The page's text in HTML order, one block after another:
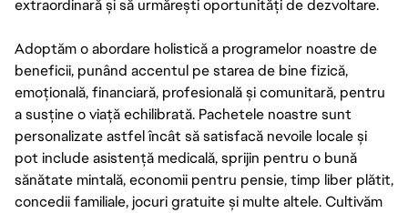
extraordinară și să urmărești oportunități de dezvoltare.
Adoptăm o abordare holistică a programelor noastre de
beneficii, punând accentul pe starea de bine fizică,
emoțională, financiară, profesională și comunitară, pentru
a susține o viață echilibrată. Pachetele noastre sunt
personalizate astfel încât să satisfacă nevoile locale și
pot include asistență medicală, sprijin pentru o bună
sănătate mintală, economii pentru pensie, timp liber plătit,
concedii familiale, jocuri gratuite și multe altele. Cultivăm